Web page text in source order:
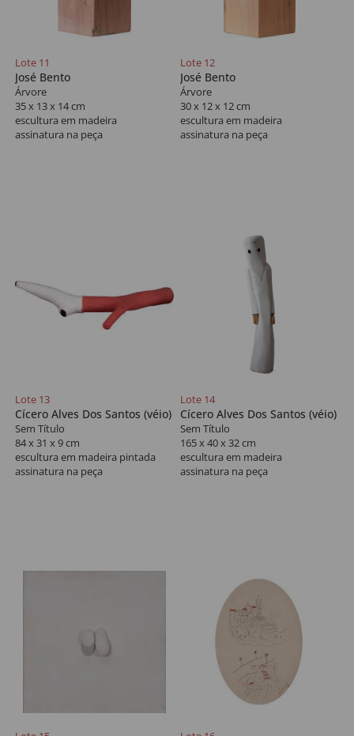
Lote 11
José Bento
Árvore
35 x 13 x 14 cm
escultura em madeira
assinatura na peça
Lote 12
José Bento
Árvore
30 x 12 x 12 cm
escultura em madeira
assinatura na peça
Lote 13
Cícero Alves Dos Santos (véio)
Sem Título
84 x 31 x 9 cm
escultura em madeira pintada
assinatura na peça
Lote 14
Cícero Alves Dos Santos (véio)
Sem Título
165 x 40 x 32 cm
escultura em madeira
assinatura na peça